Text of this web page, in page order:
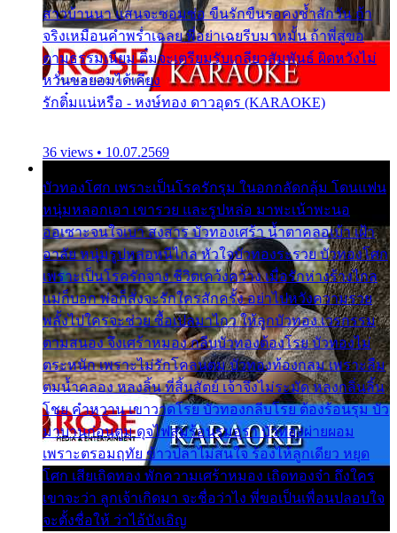
สาวบ้านนา แสนจะซอมซ่อ ขืนรักขืนรอคงช้ำสักวัน ถ้า
จริงเหมือนคำพร่ำเฉลย พี่อย่าเฉยรีบมาหมั้น ถ้าพี่สู่ขอ
ตามธรรมเนียม ติ๋มจะเตรียมรับเกลียวสัมพันธ์ ผิดหวังไม่
หวั่นขอยอมได้เคียง
รักติ๋มแน่หรือ - หงษ์ทอง ดาวอุดร (KARAOKE)
36 views • 10.07.2569
บัวทองโศก เพราะเป็นโรครักรุม ในอกกลัดกลุ้ม โดนแฟน
หนุ่มหลอกเอา เขารวย และรูปหล่อ มาพะเน้าพะนอ
ออเซาะจนใจเบา สงสาร บัวทองเศร้า น้ำตาคลอเบ้า เฝ้า
อาลัย หนุ่มรูปหล่อหนีไกล หัวใจบัวทองระรวย บัวทองโศก
เพราะเป็นโรครักจาง ชีวิตเคว้งคว้าง เมื่อรักห่างร้างไกล
แม่ก็บอก พ่อก็สั่งจะรักใครสักครั้ง อย่าไปหวังความรวย
พลั้งไปใครจะช่วย ซื้อเปลมาไกว ให้ลูกบัวทอง เวรกรรม
ตามสนอง จึงเศร้าหมอง กลีบบัวทองต้องโรย บัวทองไม่
ตระหนัก เพราะไม่รักโคลนตม บัวทองท้องกลม เพราะลืม
ตมน้ำคลอง หลงลิ้น ที่สิ้นสัตย์ เจ้าจึงไม่ระมัด หลงกลิ่นลิ้น
โชย คำหวาน เขาวาดโรย บัวทองกลีบโรย ต้องร้อนรุม บัว
มาบานก่อนตูม ดุจไฟสุมร้อนรุมอุรา บัวทองผ่ายผอม
เพราะตรอมฤทัย ข้าวปลาไม่สนใจ ร้องไห้ลูกเดียว หยุด
โศก เสียเถิดทอง พักความเศร้าหมอง เถิดทองจ๋า ถึงใคร
เขาจะว่า ลูกเจ้าเกิดมา จะชื่อว่าไง พี่ขอเป็นเพื่อนปลอบใจ
จะตั้งชื่อให้ ว่าไอ้บังเอิญ